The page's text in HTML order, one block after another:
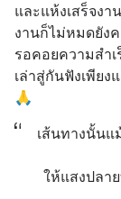
และแห้งเสร็จงา
งานก็ไม่หมดยัง
รอคอยความสำ
เล่าสู่กันฟังเพีย
🙏
เส้นทางนั้น
ให้แสงปลา